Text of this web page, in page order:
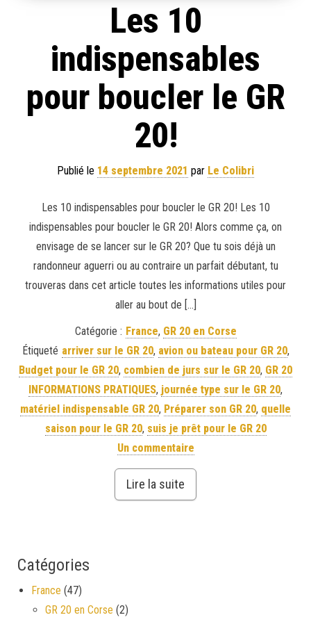
Les 10
indispensables
pour boucler le GR
20!
Publié le 14 septembre 2021 par Le Colibri
Les 10 indispensables pour boucler le GR 20! Les 10
indispensables pour boucler le GR 20! Alors comme ça, on
envisage de se lancer sur le GR 20? Que tu sois déjà un
randonneur aguerri ou au contraire un parfait débutant, tu
trouveras dans cet article toutes les informations utiles pour
aller au bout de […]
Catégorie : France, GR 20 en Corse
Étiqueté arriver sur le GR 20, avion ou bateau pour GR 20,
Budget pour le GR 20, combien de jurs sur le GR 20, GR 20
INFORMATIONS PRATIQUES, journée type sur le GR 20,
matériel indispensable GR 20, Préparer son GR 20, quelle
saison pour le GR 20, suis je prêt pour le GR 20
Un commentaire
Lire la suite
Catégories
France (47)
GR 20 en Corse (2)